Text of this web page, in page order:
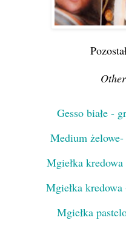
Gesso białe -
Medium
Mgiełka
Mgiełka
Mgiełka